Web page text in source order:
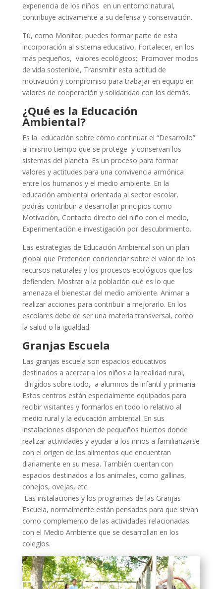
experiencia de los niños en un entorno natural,
contribuye activamente a su defensa y conservación.
Tú, como Monitor, puedes formar parte de esta
incorporación al sistema educativo, Fortalecer, en los
más pequeños, valores ecológicos; Promover modos
de vida sostenible, Transmitir esta actitud de
motivación y compromiso para trabajar en equipo en
valores de cooperación y solidaridad con los demás.
¿Qué es la Educación
Ambiental?
Es la educación sobre cómo continuar el “Desarrollo”
al mismo tiempo que se protege y conservan los
sistemas del planeta. Es un proceso para formar
valores y actitudes para una convivencia armónica
entre los humanos y el medio ambiente. En la
educación ambiental orientada al sector escolar,
podrás contribuir a desarrollar principios como
Motivación, Contacto directo del niño con el medio,
Experimentación e investigación por descubrimiento.
Las estrategias de Educación Ambiental son un plan
global que Pretenden concienciar sobre el valor de los
recursos naturales y los procesos ecológicos que los
defienden. Mostrar a la población qué es lo que
amenaza el bienestar del medio ambiente. Animar a
realizar acciones para contribuir a mejorarlo. En los
escolares debe de ser una materia transversal, como
la salud o la igualdad.
Granjas Escuela
Las granjas escuela son espacios educativos
destinados a acercar a los niños a la realidad rural,
dirigidos sobre todo, a alumnos de infantil y primaria.
Estos centros están especialmente equipados para
recibir visitantes y formarlos en todo lo relativo al
medio rural y la educación ambiental. En sus
instalaciones disponen de pequeños huertos donde
realizar actividades y ayudar a los niños a familiarizarse
con el origen de los alimentos que encuentran
diariamente en su mesa. También cuentan con
espacios destinados a los animales, como gallinas,
conejos, ovejas, etc.
Las instalaciones y los programas de las Granjas
Escuela, normalmente están pensados para que sirvan
como complemento de las actividades relacionadas
con el Medio Ambiente que se desarrollan en los
colegios.